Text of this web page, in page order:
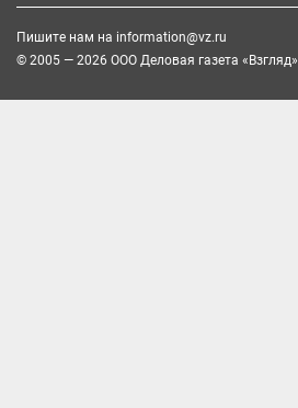
Пишите нам на information@vz.ru
© 2005 — 2026 ООО Деловая газета «Взгляд»